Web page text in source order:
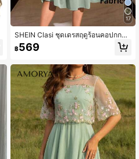
17
SHEIN Clasi ชุดเดรสฤดูร้อนคอปกกลม
แขนกลางลูกไม้สีเขียวหรูหรา
฿569